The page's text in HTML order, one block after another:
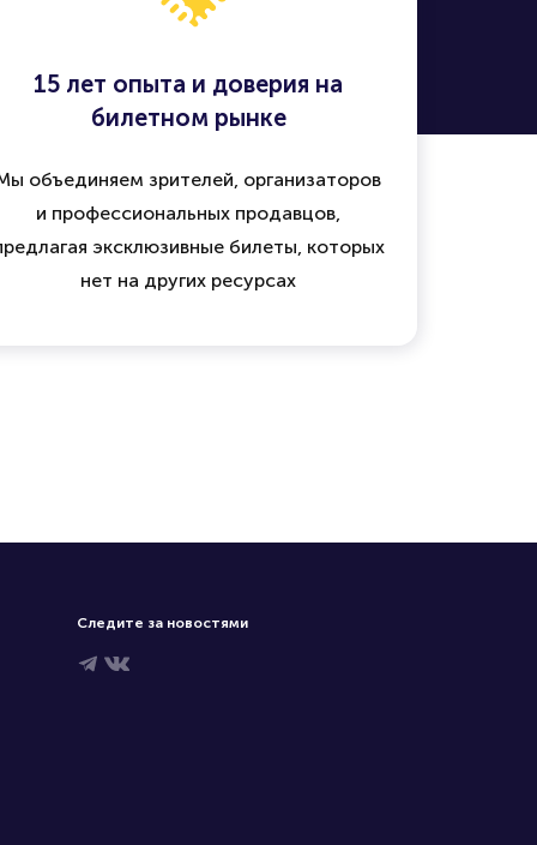
15 лет опыта и доверия на
билетном рынке
объединяем зрителей, организаторов
и профессиональных продавцов,
эксклюзивные билеты, которых
нет на других ресурсах
Следите за новостями